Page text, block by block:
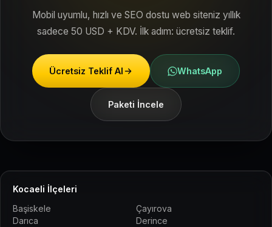
Mobil uyumlu, hızlı ve SEO dostu web siteniz yıllık
sadece 50 USD + KDV. İlk adım: ücretsiz teklif.
Ücretsiz Teklif Al WhatsApp
Paketi İncele
Kocaeli İlçeleri
Başiskele
Çayırova
Darıca
Derince